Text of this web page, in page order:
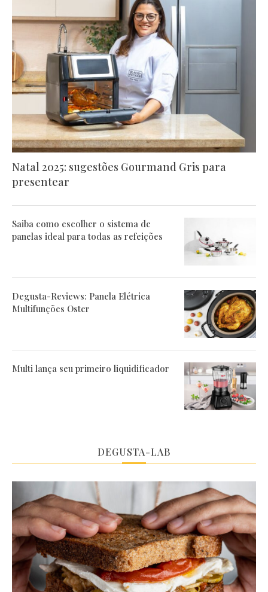
Natal 2025: sugestões Gourmand Gris para
presentear
Saiba como escolher o sistema de
panelas ideal para todas as refeições
Degusta-Reviews: Panela Elétrica
Multifunções Oster
Multi lança seu primeiro liquidificador
DEGUSTA-LAB